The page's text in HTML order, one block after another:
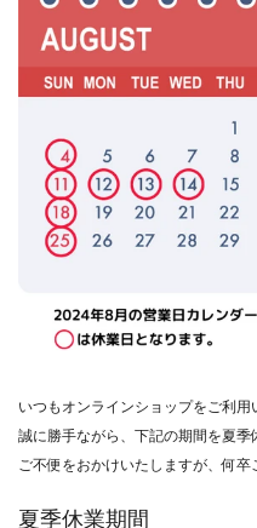
いつもオンラインショップをご利用
誠に勝手ながら、下記の期間を夏季
ご不便をおかけいたしますが、何卒
夏季休業期間